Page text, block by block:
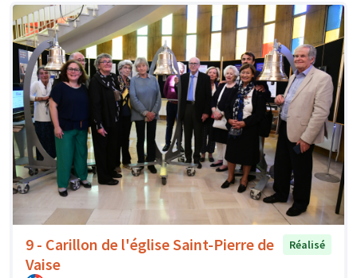
9 - Carillon de l'église Saint-Pierre de
Vaise
Réalisé